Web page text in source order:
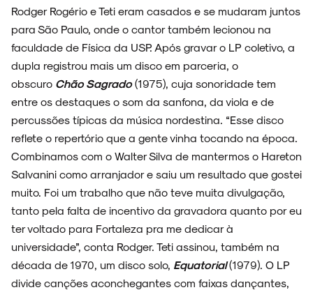
Rodger Rogério e Teti eram casados e se mudaram juntos
para São Paulo, onde o cantor também lecionou na
faculdade de Física da USP. Após gravar o LP coletivo, a
dupla registrou mais um disco em parceria, o
obscuro Chão Sagrado (1975), cuja sonoridade tem
entre os destaques o som da sanfona, da viola e de
percussões típicas da música nordestina. “Esse disco
reflete o repertório que a gente vinha tocando na época.
Combinamos com o Walter Silva de mantermos o Hareton
Salvanini como arranjador e saiu um resultado que gostei
muito. Foi um trabalho que não teve muita divulgação,
tanto pela falta de incentivo da gravadora quanto por eu
ter voltado para Fortaleza pra me dedicar à
universidade”, conta Rodger. Teti assinou, também na
década de 1970, um disco solo, Equatorial (1979). O LP
divide canções aconchegantes com faixas dançantes,